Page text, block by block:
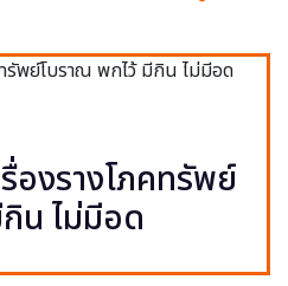
องรางโภคทรัพย์
น ไม่มีอด